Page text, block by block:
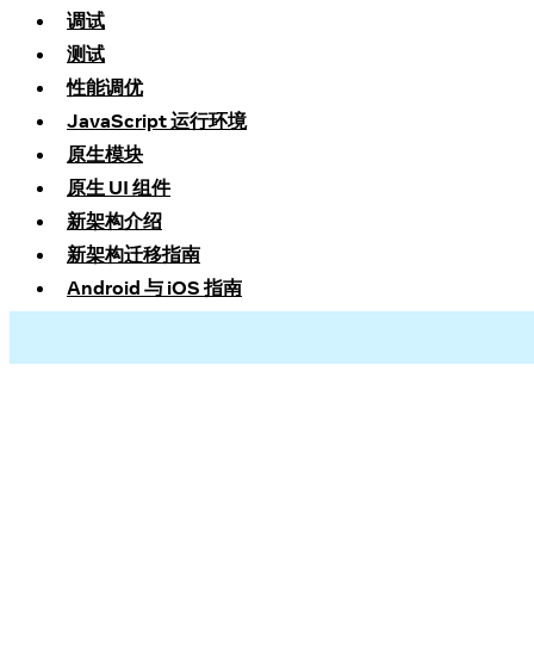
调试
测试
性能调优
JavaScript 运行环境
原生模块
原生 UI 组件
新架构介绍
新架构迁移指南
Android 与 iOS 指南